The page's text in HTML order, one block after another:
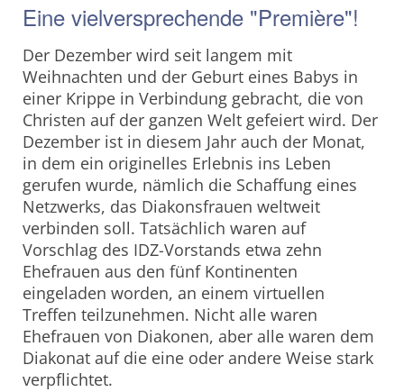
Eine vielversprechende "Première"!
Der Dezember wird seit langem mit
Weihnachten und der Geburt eines Babys in
einer Krippe in Verbindung gebracht, die von
Christen auf der ganzen Welt gefeiert wird. Der
Dezember ist in diesem Jahr auch der Monat,
in dem ein originelles Erlebnis ins Leben
gerufen wurde, nämlich die Schaffung eines
Netzwerks, das Diakonsfrauen weltweit
verbinden soll. Tatsächlich waren auf
Vorschlag des IDZ-Vorstands etwa zehn
Ehefrauen aus den fünf Kontinenten
eingeladen worden, an einem virtuellen
Treffen teilzunehmen. Nicht alle waren
Ehefrauen von Diakonen, aber alle waren dem
Diakonat auf die eine oder andere Weise stark
verpflichtet.